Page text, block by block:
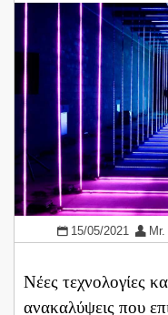
15/05/2021
Νέες τεχνολογίες
ανακαλύψεις που